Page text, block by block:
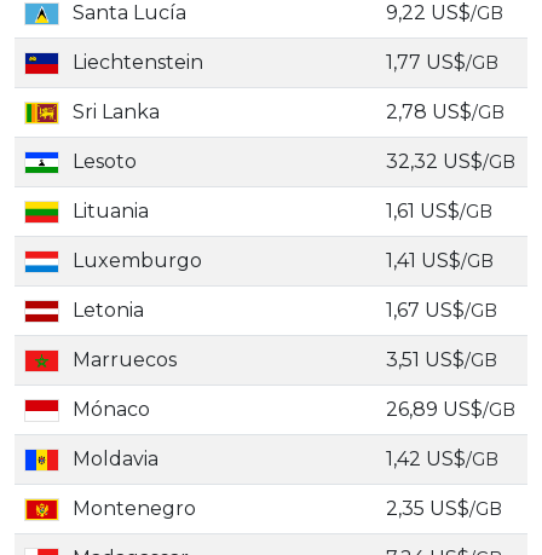
Santa Lucía 9,22 US$/GB
Liechtenstein 1,77 US$/GB
Sri Lanka 2,78 US$/GB
Lesoto 32,32 US$/GB
Lituania 1,61 US$/GB
Luxemburgo 1,41 US$/GB
Letonia 1,67 US$/GB
Marruecos 3,51 US$/GB
Mónaco 26,89 US$/GB
Moldavia 1,42 US$/GB
Montenegro 2,35 US$/GB